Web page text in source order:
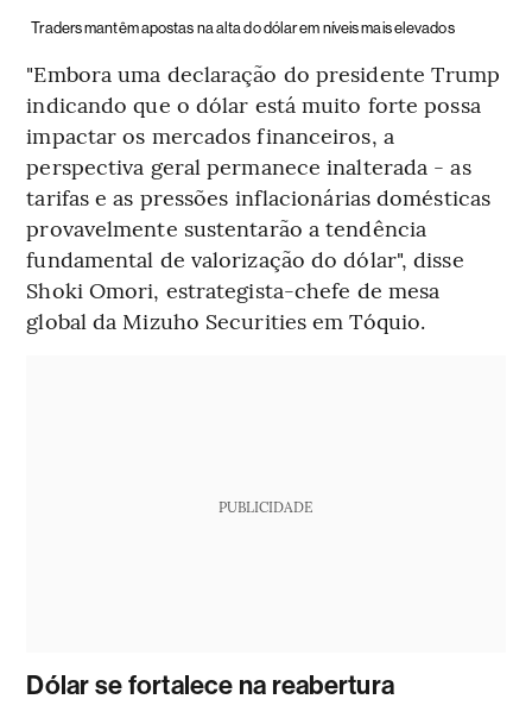
Traders mantêm apostas na alta do dólar em níveis mais elevados
"Embora uma declaração do presidente Trump
indicando que o dólar está muito forte possa
impactar os mercados financeiros, a
perspectiva geral permanece inalterada - as
tarifas e as pressões inflacionárias domésticas
provavelmente sustentarão a tendência
fundamental de valorização do dólar", disse
Shoki Omori, estrategista-chefe de mesa
global da Mizuho Securities em Tóquio.
PUBLICIDADE
Dólar se fortalece na reabertura